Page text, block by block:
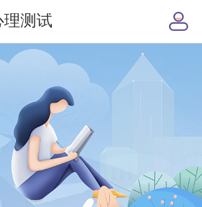
理测试